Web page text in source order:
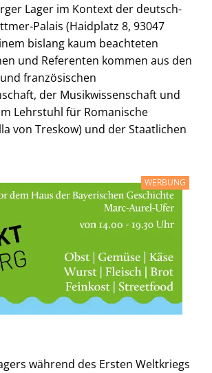
Lager im Kontext der deutsch-
Palais (Haidplatz 8, 93047
bislang kaum beachteten
und Referenten kommen aus den
französischen
der Musikwissenschaft und
Lehrstuhl für Romanische
von Treskow) und der Staatlichen
WERBUNG
während des Ersten Weltkriegs